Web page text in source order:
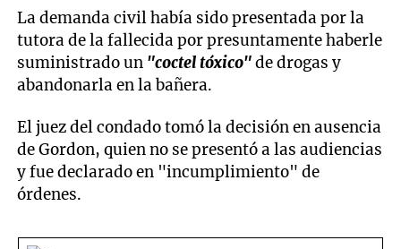
La demanda civil había sido presentada por la
tutora de la fallecida por presuntamente haberle
suministrado un "coctel tóxico"de drogas y
abandonarla en la bañera.
El juez del condado tomó la decisión en ausencia
de Gordon, quien no se presentó a las audiencias
y fue declarado en "incumplimiento" de
órdenes.